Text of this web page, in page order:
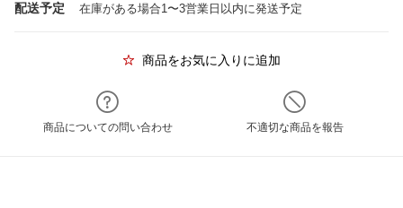
配送予定 在庫がある場合1〜3営業日以内に発送予定
商品をお気に入りに追加
商品についての問い合わせ 不適切な商品を報告